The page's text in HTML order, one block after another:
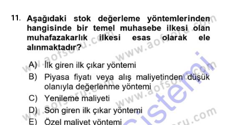
11.